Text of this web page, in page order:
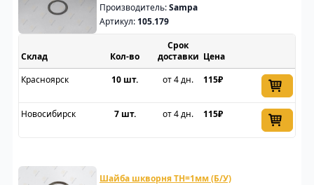
Производитель:Sampa
Артикул: 105.179
Склад
Срок
доставки Цена
Красноярск
10 шт. от 4 дн. 115₽
Новосибирск 7 шт. от 4 дн. 115₽
Шайба шкворня TH=1мм (Б/У)